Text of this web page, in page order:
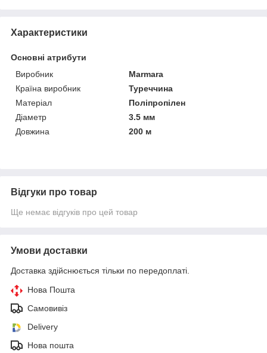
Характеристики
Основні атрибути
Виробник
Marmara
Країна виробник
Туреччина
Матеріал
Поліпропілен
Діаметр
3.5 мм
Довжина
200 м
Відгуки про товар
Ще немає відгуків про цей товар
Умови доставки
Доставка здійснюється тільки по передоплаті.
Нова Пошта
Самовивіз
Delivery
Нова пошта